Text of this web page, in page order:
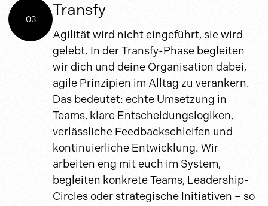
03 Transfy
Agilität wird nicht eingeführt, sie wird
gelebt. In der Transfy-Phase begleiten
wir dich und deine Organisation dabei,
agile Prinzipien im Alltag zu verankern.
Das bedeutet: echte Umsetzung in
Teams, klare Entscheidungslogiken,
verlässliche Feedbackschleifen und
kontinuierliche Entwicklung. Wir
arbeiten eng mit euch im System,
begleiten konkrete Teams, Leadership-
Circles oder strategische Initiativen – so